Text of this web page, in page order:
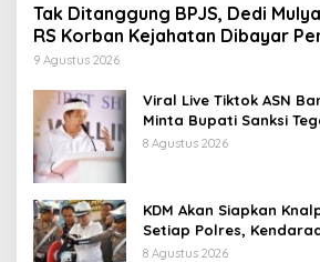
Tak Ditanggung BPJS, Dedi
RS Korban Kejahatan Dibayar
9 Agustus 2026
Viral Live Tiktok ASN
Minta Bupati Sanksi
Pemberhentian
8 Agustus 2026
KDM Akan Siapkan
Setiap Polres,
Tertangkap Langsung
8 Agustus 2026